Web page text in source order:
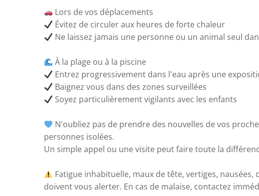
Lors de vos déplacements
Évitez de circuler aux heures de forte chaleur
Ne laissez jamais une personne ou un animal seul
À la plage ou à la piscine
Entrez progressivement dans l'eau après une
Baignez vous dans des zones surveillées
Soyez particulièrement vigilants avec les enfants
N'oubliez pas de prendre des nouvelles de vos
personnes isolées.
Un simple appel ou une visite peut faire toute la
Fatigue inhabituelle, maux de tête, vertiges, nausées,
doivent vous alerter. En cas de malaise, contactez